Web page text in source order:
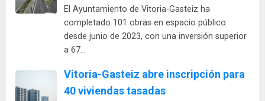
El Ayuntamiento de Vitoria-Gasteiz ha
completado 101 obras en espacio público
desde junio de 2023, con una inversión superior
a 67…
Vitoria-Gasteiz abre inscripción para
40 viviendas tasadas